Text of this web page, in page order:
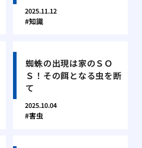
2025.11.12
知識
蜘蛛の出現は家のＳＯ
Ｓ！その餌となる虫を断
て
2025.10.04
害虫